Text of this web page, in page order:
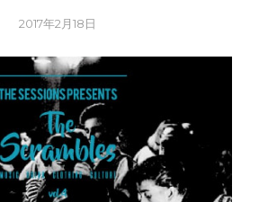
2017年2月18日